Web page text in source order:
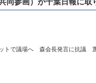
同参画）が千葉日報に取
トで議場へ 森会長発言に抗議